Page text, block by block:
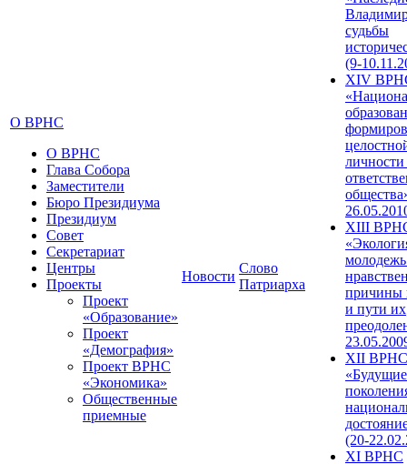
О ВРНС
О ВРНС
Глава Собора
Заместители
Бюро Президиума
Президиум
Совет
Секретариат
Центры
Проекты
Проект
«Образование»
Проект
«Демография»
Проект ВРНС
«Экономика»
Общественные
приемные
Новости
Слово
Патриарха
судьбы
(9-
XIV
XIII
причины
и пути их
XII ВРНС
«Будущие
(20-
XI ВРНС